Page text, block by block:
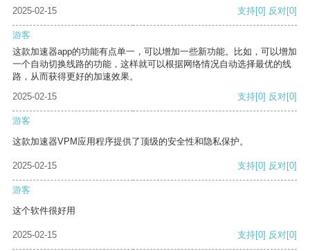
2025-02-15 支持[0] 反对[0]
游客
这款加速器app的功能有点单一，可以增加一些新功能。比如，可以增加
一个自动切换线路的功能，这样就可以根据网络情况自动选择最优的线
路，从而获得更好的加速效果。
2025-02-15
支持[0] 反对[0]
游客
这款加速器VPM应用程序提供了顶级的安全性和隐私保护。
2025-02-15 支持[0] 反对[0]
游客
这个软件很好用
2025-02-15 支持[0] 反对[0]